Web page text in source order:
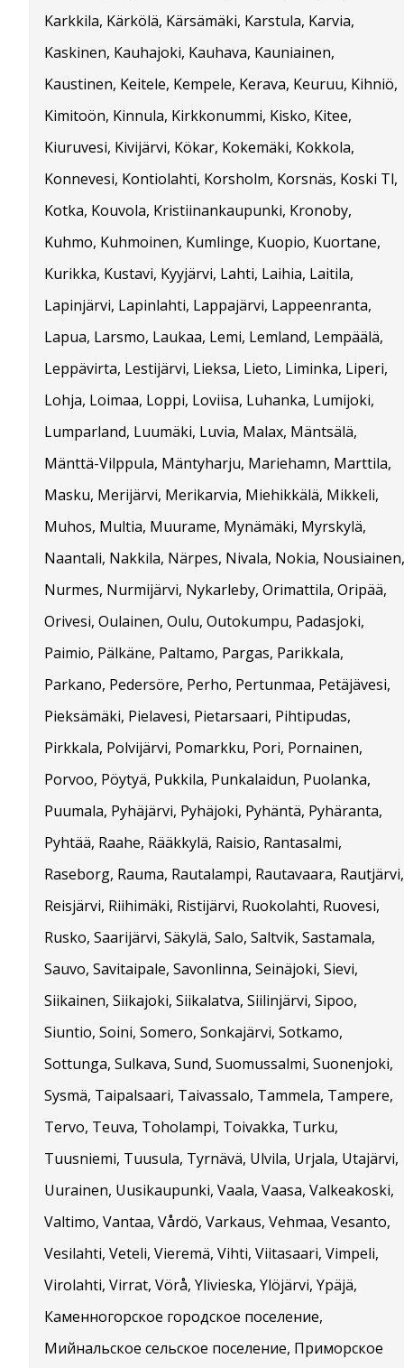
Karkkila, Kärkölä, Kärsämäki, Karstula, Karvia,
Kaskinen, Kauhajoki, Kauhava, Kauniainen,
Kaustinen, Keitele, Kempele, Kerava, Keuruu, Kihniö,
Kimitoön, Kinnula, Kirkkonummi, Kisko, Kitee,
Kiuruvesi, Kivijärvi, Kökar, Kokemäki, Kokkola,
Konnevesi, Kontiolahti, Korsholm, Korsnäs, Koski Tl,
Kotka, Kouvola, Kristiinankaupunki, Kronoby,
Kuhmo, Kuhmoinen, Kumlinge, Kuopio, Kuortane,
Kurikka, Kustavi, Kyyjärvi, Lahti, Laihia, Laitila,
Lapinjärvi, Lapinlahti, Lappajärvi, Lappeenranta,
Lapua, Larsmo, Laukaa, Lemi, Lemland, Lempäälä,
Leppävirta, Lestijärvi, Lieksa, Lieto, Liminka, Liperi,
Lohja, Loimaa, Loppi, Loviisa, Luhanka, Lumijoki,
Lumparland, Luumäki, Luvia, Malax, Mäntsälä,
Mänttä-Vilppula, Mäntyharju, Mariehamn, Marttila,
Masku, Merijärvi, Merikarvia, Miehikkälä, Mikkeli,
Muhos, Multia, Muurame, Mynämäki, Myrskylä,
Naantali, Nakkila, Närpes, Nivala, Nokia, Nousiainen,
Nurmes, Nurmijärvi, Nykarleby, Orimattila, Oripää,
Orivesi, Oulainen, Oulu, Outokumpu, Padasjoki,
Paimio, Pälkäne, Paltamo, Pargas, Parikkala,
Parkano, Pedersöre, Perho, Pertunmaa, Petäjävesi,
Pieksämäki, Pielavesi, Pietarsaari, Pihtipudas,
Pirkkala, Polvijärvi, Pomarkku, Pori, Pornainen,
Porvoo, Pöytyä, Pukkila, Punkalaidun, Puolanka,
Puumala, Pyhäjärvi, Pyhäjoki, Pyhäntä, Pyhäranta,
Pyhtää, Raahe, Rääkkylä, Raisio, Rantasalmi,
Raseborg, Rauma, Rautalampi, Rautavaara, Rautjärvi,
Reisjärvi, Riihimäki, Ristijärvi, Ruokolahti, Ruovesi,
Rusko, Saarijärvi, Säkylä, Salo, Saltvik, Sastamala,
Sauvo, Savitaipale, Savonlinna, Seinäjoki, Sievi,
Siikainen, Siikajoki, Siikalatva, Siilinjärvi, Sipoo,
Siuntio, Soini, Somero, Sonkajärvi, Sotkamo,
Sottunga, Sulkava, Sund, Suomussalmi, Suonenjoki,
Sysmä, Taipalsaari, Taivassalo, Tammela, Tampere,
Tervo, Teuva, Toholampi, Toivakka, Turku,
Tuusniemi, Tuusula, Tyrnävä, Ulvila, Urjala, Utajärvi,
Uurainen, Uusikaupunki, Vaala, Vaasa, Valkeakoski,
Valtimo, Vantaa, Vårdö, Varkaus, Vehmaa, Vesanto,
Vesilahti, Veteli, Vieremä, Vihti, Viitasaari, Vimpeli,
Virolahti, Virrat, Vörå, Ylivieska, Ylöjärvi, Ypäjä,
Каменногорское городское поселение,
Мийнальское сельское поселение, Приморское